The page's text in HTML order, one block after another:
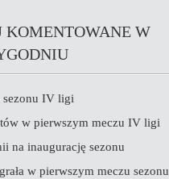
KOMENTOWANE W
sezonu IV ligi
w pierwszym meczu IV ligi
na inaugurację sezonu
w pierwszym meczu sezonu